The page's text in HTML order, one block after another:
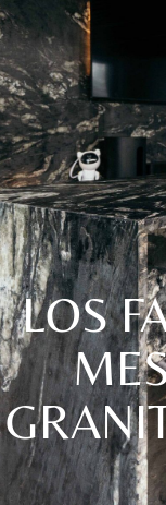
LOS